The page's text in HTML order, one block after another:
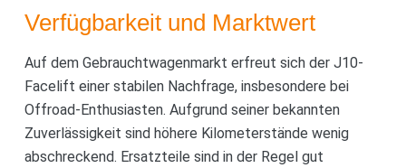
Verfügbarkeit und Marktwert
Auf dem Gebrauchtwagenmarkt erfreut sich der J10-
Facelift einer stabilen Nachfrage, insbesondere bei
Offroad-Enthusiasten. Aufgrund seiner bekannten
Zuverlässigkeit sind höhere Kilometerstände wenig
abschreckend. Ersatzteile sind in der Regel gut